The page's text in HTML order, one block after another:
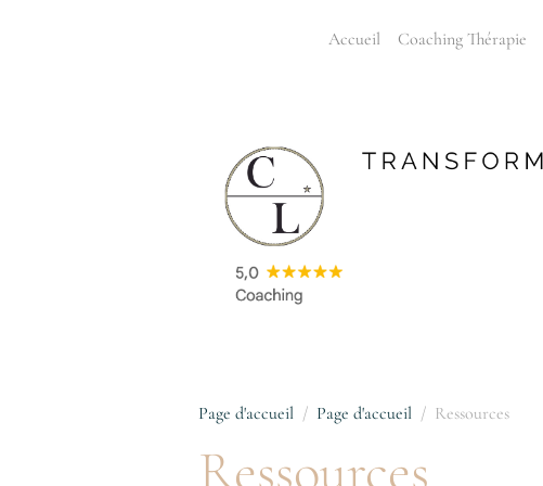
Accueil Coaching Thérapie
Page d'accueil Page d'accueil Ressources
Ressources